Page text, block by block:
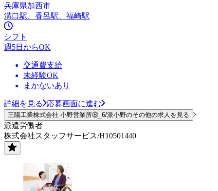
兵庫県加西市
溝口駅、香呂駅、福崎駅
シフト
週5日からOK
交通費支給
未経験OK
まかないあり
詳細を見る 応募画面に進む
三陽工業株式会社 小野営業所⑧_6/派小野のその他の求人を見る
派遣労働者
株式会社スタッフサービス/H10501440